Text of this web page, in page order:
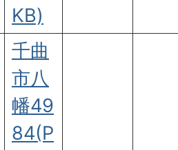
KB)
千曲
市八
幡49
84(P